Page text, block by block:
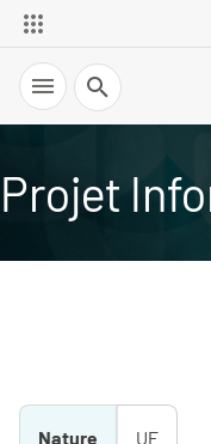
Recherche
Projet
Nature UE